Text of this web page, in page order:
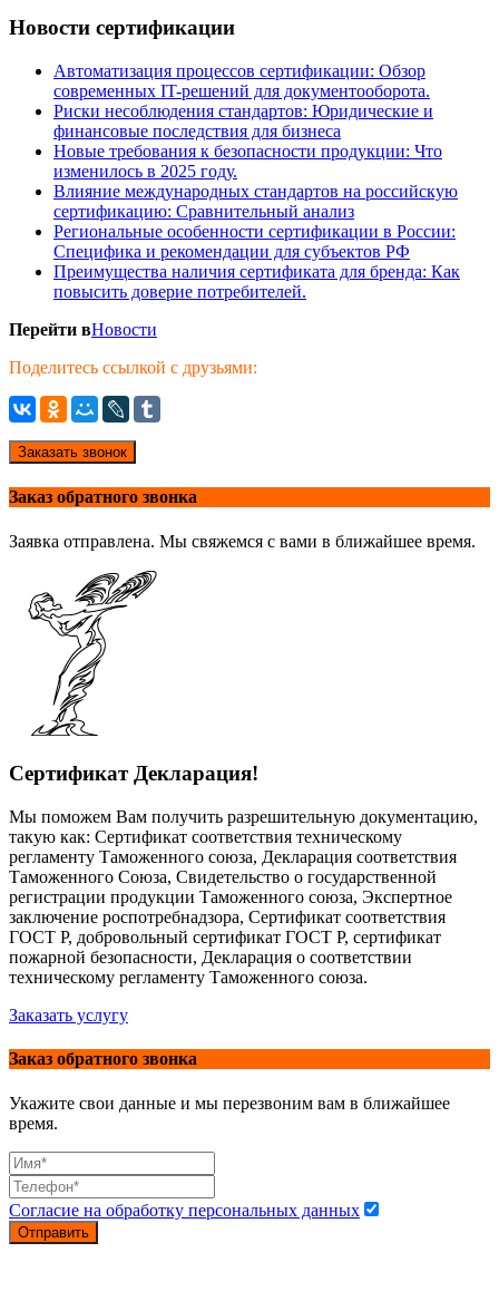
Новости сертификации
Автоматизация процессов сертификации: Обзор
современных IT-решений для документооборота.
Риски несоблюдения стандартов: Юридические и
финансовые последствия для бизнеса
Новые требования к безопасности продукции: Что
изменилось в 2025 году.
Влияние международных стандартов на российскую
сертификацию: Сравнительный анализ
Региональные особенности сертификации в России:
Специфика и рекомендации для субъектов РФ
Преимущества наличия сертификата для бренда: Как
повысить доверие потребителей.
Перейти вНовости
Поделитесь ссылкой с друзьями:
Заказать звонок
Заказ обратного звонка
Заявка отправлена. Мы свяжемся с вами в ближайшее время.
Сертификат Декларация!
Мы поможем Вам получить разрешительную документацию,
такую как: Сертификат соответствия техническому
регламенту Таможенного союза, Декларация соответствия
Таможенного Союза, Свидетельство о государственной
регистрации продукции Таможенного союза, Экспертное
заключение роспотребнадзора, Сертификат соответствия
ГОСТ Р, добровольный сертификат ГОСТ Р, сертификат
пожарной безопасности, Декларация о соответствии
техническому регламенту Таможенного союза.
Заказать услугу
Заказ обратного звонка
Укажите свои данные и мы перезвоним вам в ближайшее
время.
Согласие на обработку персональных данных
Отправить